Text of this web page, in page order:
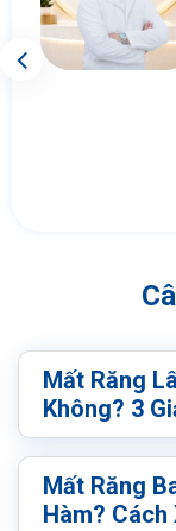
Mất Răng
Không? 3
Mất Răng
Hàm? Cách